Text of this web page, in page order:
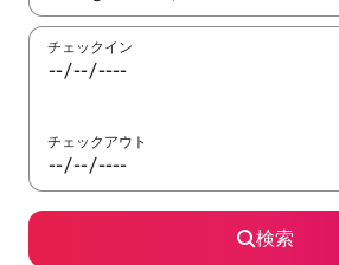
チェックイン
チェックアウト
検索